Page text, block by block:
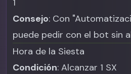
1
Consejo: Con
puede pedir con el bot sin
Hora de la Siesta
Condición: Alcanzar 1 SX